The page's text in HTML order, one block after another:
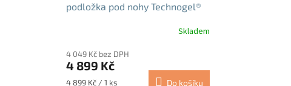
podložka pod nohy Technogel®
Skladem
4 049 Kč bez DPH
4 899 Kč
Měrná
4 899 Kč / 1 ks Do košíku